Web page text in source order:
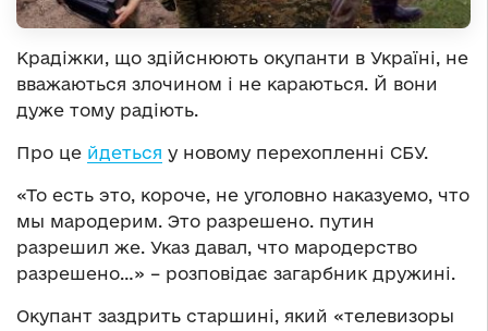
Крадіжки, що здійснюють окупанти в Україні, не
вважаються злочином і не караються. Й вони
дуже тому радіють.
Про це йдеться у новому перехопленні СБУ.
«То есть это, короче, не уголовно наказуемо, что
мы мародерим. Это разрешено. путин
разрешил же. Указ давал, что мародерство
разрешено…» – розповідає загарбник дружині.
Окупант заздрить старшині, який «телевизоры